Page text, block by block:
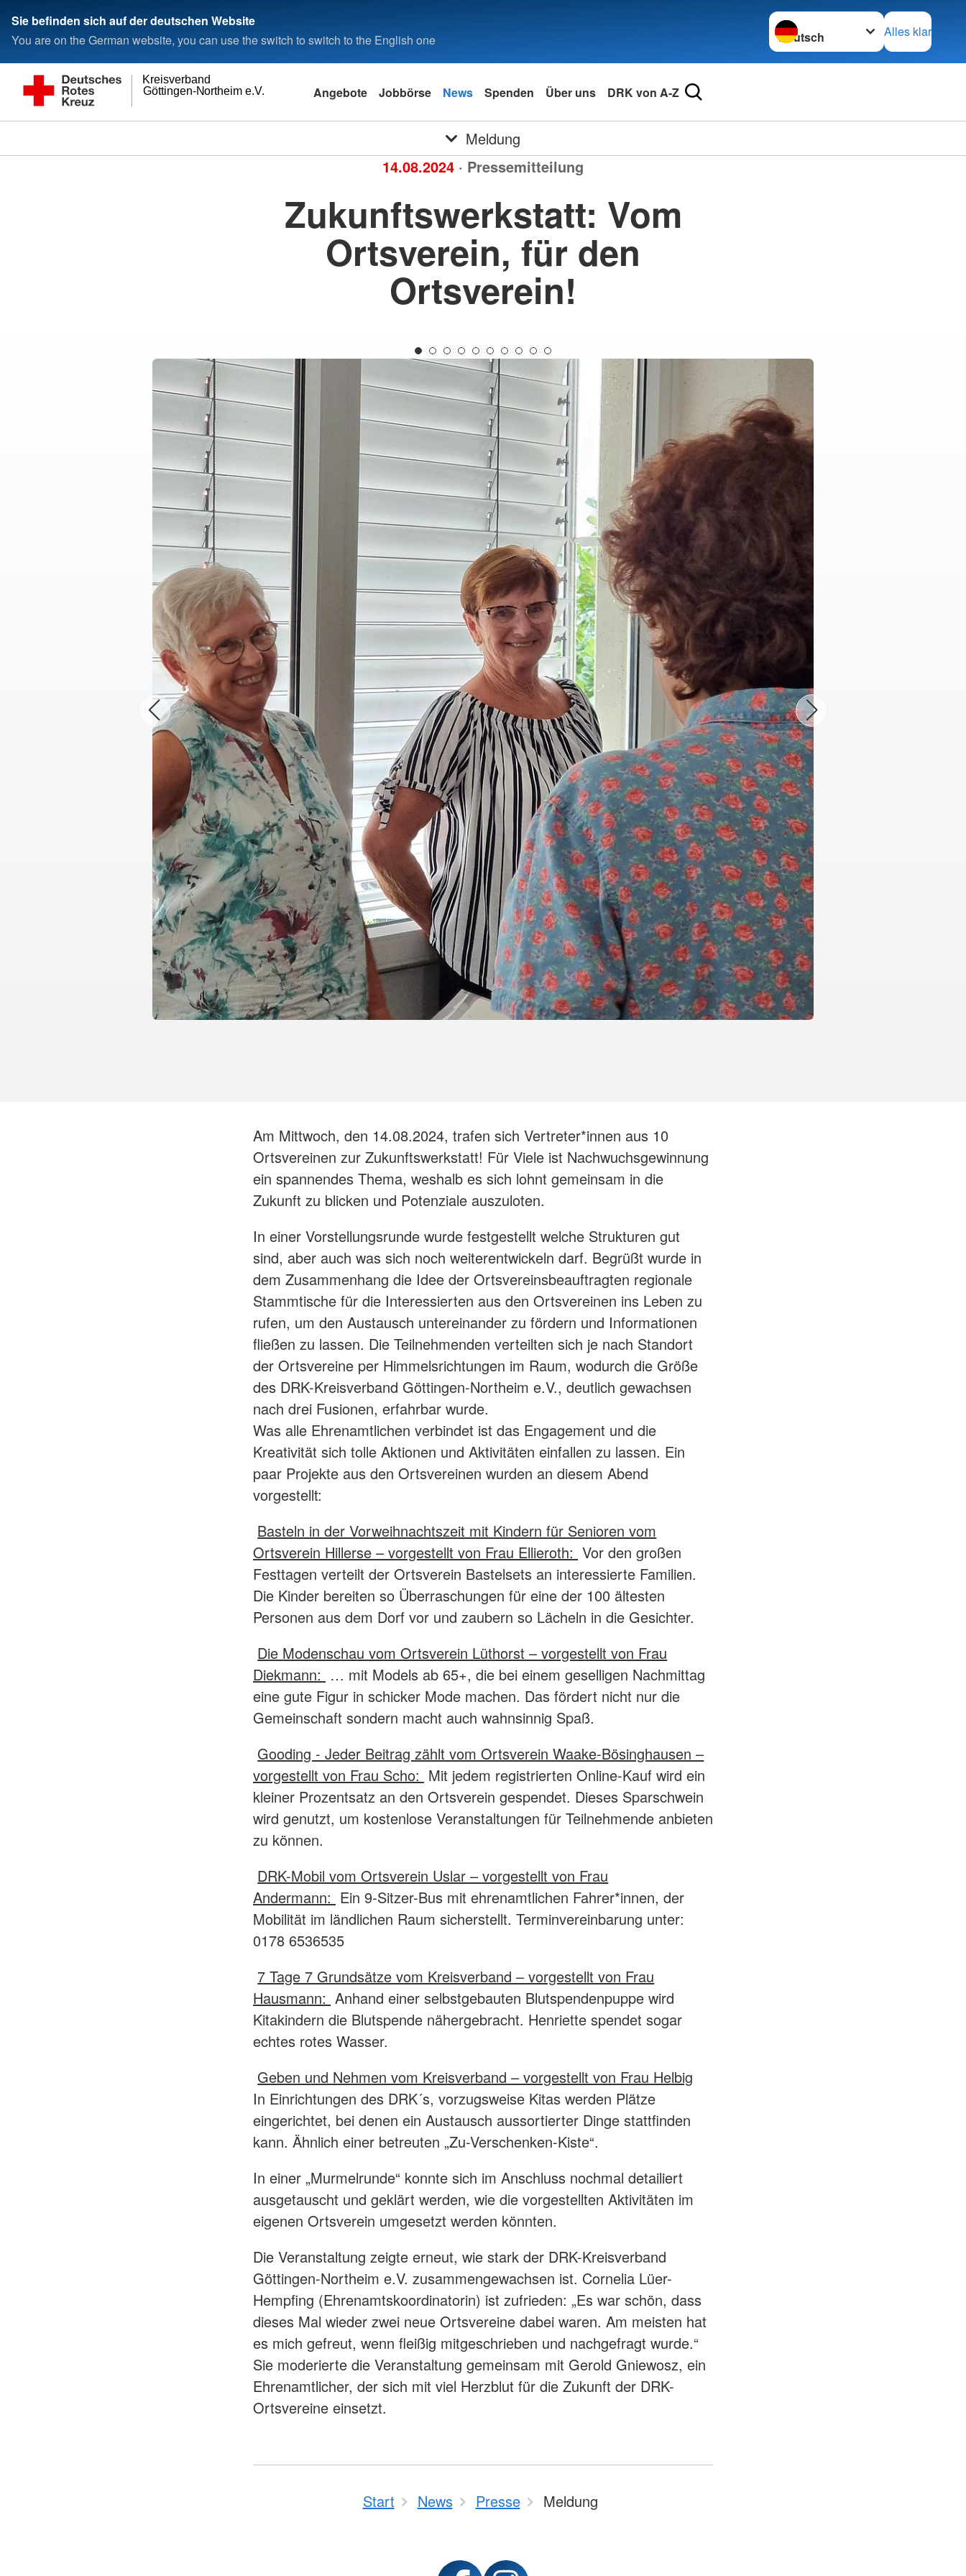
Sie befinden sich auf der deutschen Website
You are on the German website, you can use the switch to switch to the English one
Sprache wechseln zu
Alles klar
Göttingen-Northeim e.V.
Kreisverband
Angebote Jobbörse News Spenden Über uns DRK von A-Z
Meldung
14.08.2024 · Pressemitteilung
Zukunftswerkstatt: Vom
Ortsverein, für den
Ortsverein!
Am Mittwoch, den 14.08.2024, trafen sich Vertreter*innen aus 10
Ortsvereinen zur Zukunftswerkstatt! Für Viele ist Nachwuchsgewinnung
ein spannendes Thema, weshalb es sich lohnt gemeinsam in die
Zukunft zu blicken und Potenziale auszuloten.
In einer Vorstellungsrunde wurde festgestellt welche Strukturen gut
sind, aber auch was sich noch weiterentwickeln darf. Begrüßt wurde in
dem Zusammenhang die Idee der Ortsvereinsbeauftragten regionale
Stammtische für die Interessierten aus den Ortsvereinen ins Leben zu
rufen, um den Austausch untereinander zu fördern und Informationen
fließen zu lassen. Die Teilnehmenden verteilten sich je nach Standort
der Ortsvereine per Himmelsrichtungen im Raum, wodurch die Größe
des DRK-Kreisverband Göttingen-Northeim e.V., deutlich gewachsen
nach drei Fusionen, erfahrbar wurde.
Was alle Ehrenamtlichen verbindet ist das Engagement und die
Kreativität sich tolle Aktionen und Aktivitäten einfallen zu lassen. Ein
paar Projekte aus den Ortsvereinen wurden an diesem Abend
vorgestellt:
Basteln in der Vorweihnachtszeit mit Kindern für Senioren vom
Ortsverein Hillerse – vorgestellt von Frau Ellieroth: Vor den großen
Festtagen verteilt der Ortsverein Bastelsets an interessierte Familien.
Die Kinder bereiten so Überraschungen für eine der 100 ältesten
Personen aus dem Dorf vor und zaubern so Lächeln in die Gesichter.
Die Modenschau vom Ortsverein Lüthorst – vorgestellt von Frau
Diekmann: … mit Models ab 65+, die bei einem geselligen Nachmittag
eine gute Figur in schicker Mode machen. Das fördert nicht nur die
Gemeinschaft sondern macht auch wahnsinnig Spaß.
Gooding - Jeder Beitrag zählt vom Ortsverein Waake-Bösinghausen –
vorgestellt von Frau Scho: Mit jedem registrierten Online-Kauf wird ein
kleiner Prozentsatz an den Ortsverein gespendet. Dieses Sparschwein
wird genutzt, um kostenlose Veranstaltungen für Teilnehmende anbieten
zu können.
DRK-Mobil vom Ortsverein Uslar – vorgestellt von Frau
Andermann: Ein 9-Sitzer-Bus mit ehrenamtlichen Fahrer*innen, der
Mobilität im ländlichen Raum sicherstellt. Terminvereinbarung unter:
0178 6536535
7 Tage 7 Grundsätze vom Kreisverband – vorgestellt von Frau
Hausmann: Anhand einer selbstgebauten Blutspendenpuppe wird
Kitakindern die Blutspende nähergebracht. Henriette spendet sogar
echtes rotes Wasser.
Geben und Nehmen vom Kreisverband – vorgestellt von Frau Helbig
In Einrichtungen des DRK´s, vorzugsweise Kitas werden Plätze
eingerichtet, bei denen ein Austausch aussortierter Dinge stattfinden
kann. Ähnlich einer betreuten „Zu-Verschenken-Kiste“.
In einer „Murmelrunde“ konnte sich im Anschluss nochmal detailiert
ausgetauscht und geklärt werden, wie die vorgestellten Aktivitäten im
eigenen Ortsverein umgesetzt werden könnten.
Die Veranstaltung zeigte erneut, wie stark der DRK-Kreisverband
Göttingen-Northeim e.V. zusammengewachsen ist. Cornelia Lüer-
Hempfing (Ehrenamtskoordinatorin) ist zufrieden: „Es war schön, dass
dieses Mal wieder zwei neue Ortsvereine dabei waren. Am meisten hat
es mich gefreut, wenn fleißig mitgeschrieben und nachgefragt wurde.“
Sie moderierte die Veranstaltung gemeinsam mit Gerold Gniewosz, ein
Ehrenamtlicher, der sich mit viel Herzblut für die Zukunft der DRK-
Ortsvereine einsetzt.
Start News Presse Meldung